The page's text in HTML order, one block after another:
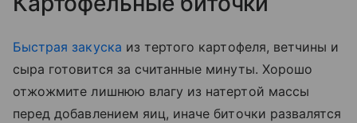
Быстрая закуска из тертого картофеля, ветчины и
сыра готовится за считанные минуты. Хорошо
отжожмите лишнюю влагу из натертой массы
перед добавлением яиц, иначе биточки развалятся